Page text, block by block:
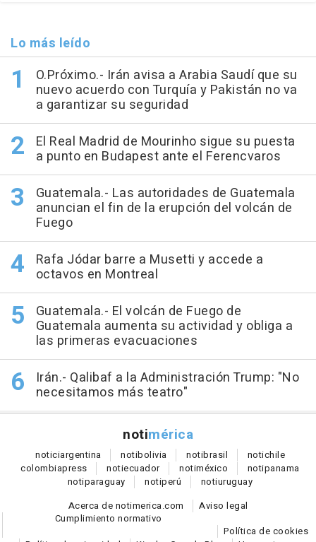
Lo más leído
O.Próximo.- Irán avisa a Arabia Saudí que su
nuevo acuerdo con Turquía y Pakistán no va
a garantizar su seguridad
El Real Madrid de Mourinho sigue su puesta
a punto en Budapest ante el Ferencvaros
Guatemala.- Las autoridades de Guatemala
anuncian el fin de la erupción del volcán de
Fuego
Rafa Jódar barre a Musetti y accede a
octavos en Montreal
Guatemala.- El volcán de Fuego de
Guatemala aumenta su actividad y obliga a
las primeras evacuaciones
Irán.- Qalibaf a la Administración Trump: "No
necesitamos más teatro"
notimérica
noticiargentina notibolivia notibrasil notichile
colombiapress notiecuador notiméxico notipanama
notiparaguay notiperú notiuruguay
Acerca de notimerica.com
Aviso legal
Cumplimiento normativo
Política de cookies